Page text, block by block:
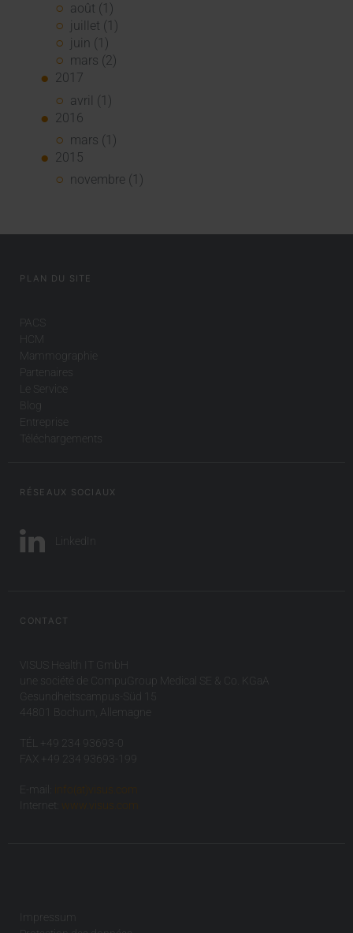
août (1)
juillet (1)
juin (1)
mars (2)
2017
avril (1)
2016
mars (1)
2015
novembre (1)
PLAN DU SITE
PACS
HCM
Mammographie
Partenaires
Le Service
Blog
Entreprise
Téléchargements
RÉSEAUX SOCIAUX
LinkedIn
CONTACT
VISUS Health IT GmbH
une société de CompuGroup Medical SE & Co. KGaA
Gesundheitscampus-Süd 15
44801 Bochum, Allemagne
TÉL +49 234 93693-0
FAX +49 234 93693-199
E-mail:
info(at)visus.com
Internet:
www.visus.com
Impressum